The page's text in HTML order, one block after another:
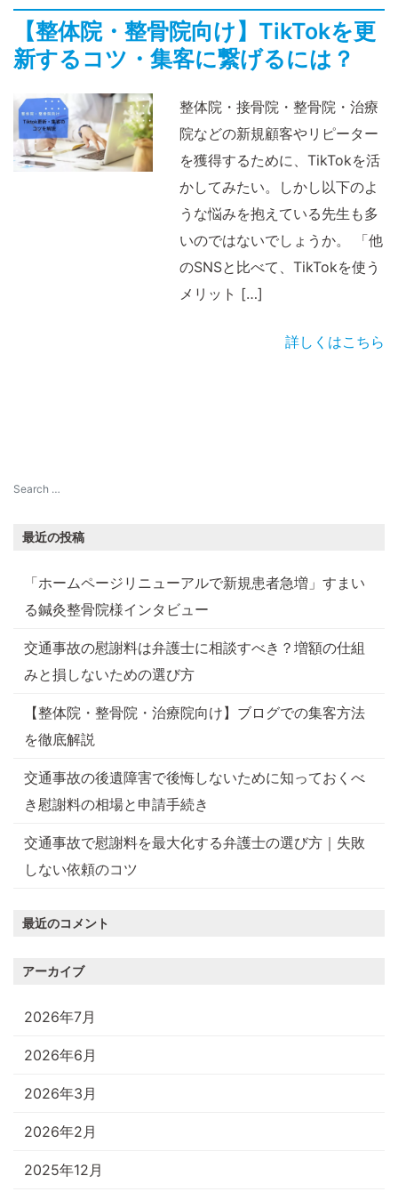
【整体院・整骨院向け】TikTokを更
新するコツ・集客に繋げるには？
整体院・接骨院・整骨院・治療
院などの新規顧客やリピーター
を獲得するために、TikTokを活
かしてみたい。しかし以下のよ
うな悩みを抱えている先生も多
いのではないでしょうか。 「他
のSNSと比べて、TikTokを使う
メリット […]
詳しくはこちら
最近の投稿
「ホームページリニューアルで新規患者急増」すまい
る鍼灸整骨院様インタビュー
交通事故の慰謝料は弁護士に相談すべき？増額の仕組
みと損しないための選び方
【整体院・整骨院・治療院向け】ブログでの集客方法
を徹底解説
交通事故の後遺障害で後悔しないために知っておくべ
き慰謝料の相場と申請手続き
交通事故で慰謝料を最大化する弁護士の選び方｜失敗
しない依頼のコツ
最近のコメント
アーカイブ
2026年7月
2026年6月
2026年3月
2026年2月
2025年12月